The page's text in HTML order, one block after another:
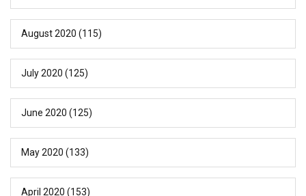
August 2020 (115)
July 2020 (125)
June 2020 (125)
May 2020 (133)
April 2020 (153)